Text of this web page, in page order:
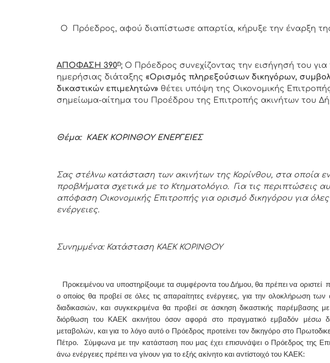
Ο Πρόεδρος, αφού διαπίστωσε απαρτία, κήρυξε την έναρξη
ΑΠΟΦΑΣΗ 390η: Ο Πρόεδρος συνεχίζοντας την εισήγησή του για
ημερήσιας διάταξης «Ορισμός πληρεξούσιων δικηγόρων,
δικαστικών επιμελητών» θέτει υπόψη της Οικονομικής
σημείωμα-αίτημα του Προέδρου της Επιτροπής ακινήτων του
Θέμα: ΚΑΕΚ ΚΟΡΙΝΘΟΥ ΕΝΕΡΓΕΙΕΣ
Σας στέλνω κατάσταση των ακινήτων της Κορίνθου, στα οποία
προβλήματα σχετικά με το Κτηματολόγιο. Για τις περιπτώσεις
απόφαση Οικονομικής Επιτροπής για ορισμό δικηγόρου για
ενέργειες.
Συνημμένα: Κατάσταση ΚΑΕΚ ΚΟΡΙΝΘΟΥ
Προκειμένου να υποστηρίξουμε τα συμφέροντα του Δήμου, θα πρέπει να οριστεί
ο οποίος θα προβεί σε όλες τις απαραίτητες ενέργειες, για την ολοκλήρωση των
διαδικασιών, και συγκεκριμένα θα προβεί σε άσκηση δικαστικής παρέμβασης με
διόρθωση του ΚΑΕΚ ακινήτου όσον αφορά στο πραγματικό εμβαδόν μέσω
μεταβολών, και για το λόγο αυτό ο Πρόεδρος προτείνει τον δικηγόρο στο
Πέτρο. Σύμφωνα με την κατάσταση που μας έχει επισυνάψει ο Πρόεδρος της
άνω ενέργειες πρέπει να γίνουν για το εξής ακίνητο και αντίστοιχό του ΚΑΕΚ: